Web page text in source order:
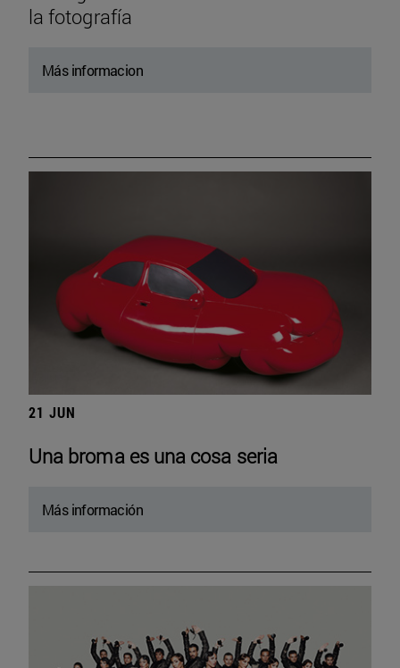
la fotografía
Más informacion
21 JUN
Una broma es una cosa seria
Más información